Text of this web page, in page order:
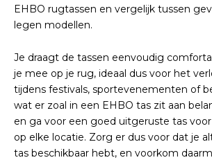
EHBO rugtassen en vergelijk tussen
legen modellen.
Je draagt de tassen eenvoudig
je mee op je rug, ideaal dus voor het
tijdens festivals, sportevenementen of
wat er zoal in een EHBO tas zit aan
en ga voor een goed uitgeruste tas
op elke locatie. Zorg er dus voor dat je
tas beschikbaar hebt, en voorkom